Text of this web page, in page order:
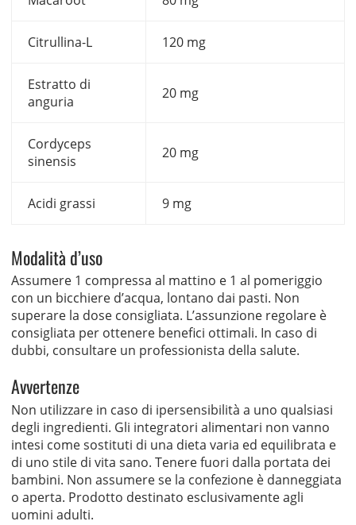
Citrullina-L 120 mg
Estratto di
anguria
20 mg
Cordyceps
sinensis
20 mg
Acidi grassi 9 mg
Modalità d’uso
Assumere 1 compressa al mattino e 1 al pomeriggio
con un bicchiere d’acqua, lontano dai pasti. Non
superare la dose consigliata. L’assunzione regolare è
consigliata per ottenere benefici ottimali. In caso di
dubbi, consultare un professionista della salute.
Avvertenze
Non utilizzare in caso di ipersensibilità a uno qualsiasi
degli ingredienti. Gli integratori alimentari non vanno
intesi come sostituti di una dieta varia ed equilibrata e
di uno stile di vita sano. Tenere fuori dalla portata dei
bambini. Non assumere se la confezione è danneggiata
o aperta. Prodotto destinato esclusivamente agli
uomini adulti.